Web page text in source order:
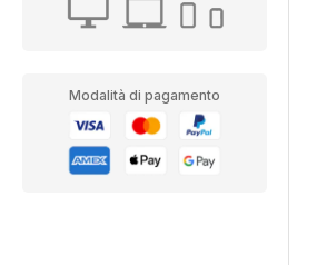
Modalità di pagamento